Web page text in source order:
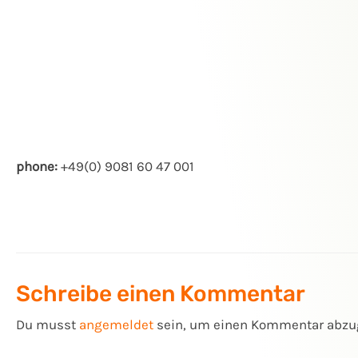
phone: +49(0) 9081 60 47 001
Schreibe einen Kommentar
Du musst angemeldet sein, um einen Kommentar